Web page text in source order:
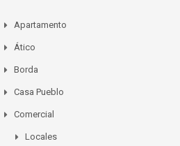
Apartamento
Ático
Borda
Casa Pueblo
Comercial
Locales